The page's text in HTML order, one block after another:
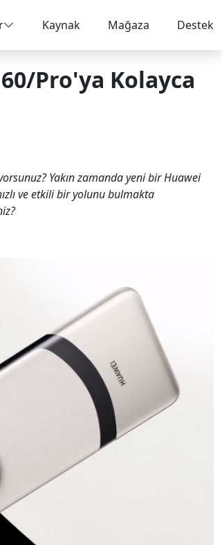
Kaynak Mağaza Destek
Pro'ya Kolayca
Yakın zamanda yeni bir Huawei
ve etkili bir yolunu bulmakta